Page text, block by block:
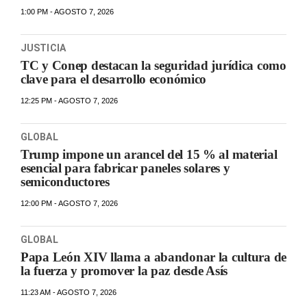
1:00 PM - AGOSTO 7, 2026
JUSTICIA
TC y Conep destacan la seguridad jurídica como
clave para el desarrollo económico
12:25 PM - AGOSTO 7, 2026
GLOBAL
Trump impone un arancel del 15 % al material
esencial para fabricar paneles solares y
semiconductores
12:00 PM - AGOSTO 7, 2026
GLOBAL
Papa León XIV llama a abandonar la cultura de
la fuerza y promover la paz desde Asís
11:23 AM - AGOSTO 7, 2026